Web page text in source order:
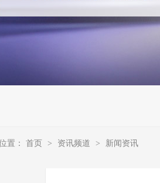
置： 首页 > 资讯频道 > 新闻资讯